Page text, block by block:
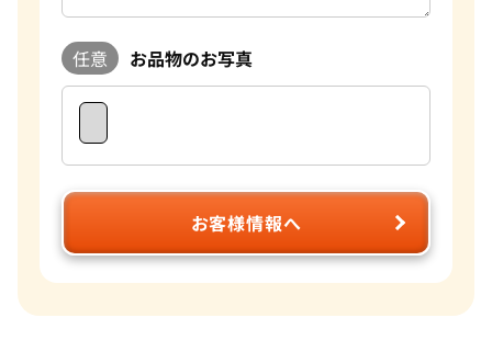
任意 お品物のお写真
お客様情報へ